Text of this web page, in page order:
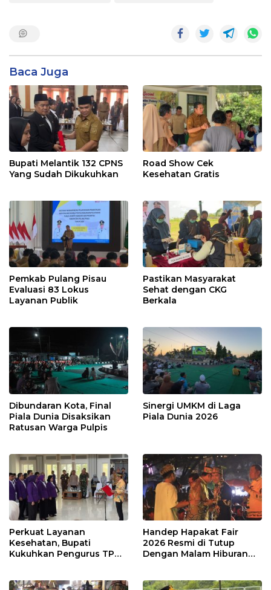
Baca Juga
Bupati Melantik 132 CPNS
Yang Sudah Dikukuhkan
Road Show Cek
Kesehatan Gratis
Pemkab Pulang Pisau
Evaluasi 83 Lokus
Layanan Publik
Pastikan Masyarakat
Sehat dengan CKG
Berkala
Dibundaran Kota, Final
Piala Dunia Disaksikan
Ratusan Warga Pulpis
Sinergi UMKM di Laga
Piala Dunia 2026
Perkuat Layanan
Kesehatan, Bupati
Kukuhkan Pengurus TP
Handep Hapakat Fair
2026 Resmi di Tutup
Dengan Malam Hiburan